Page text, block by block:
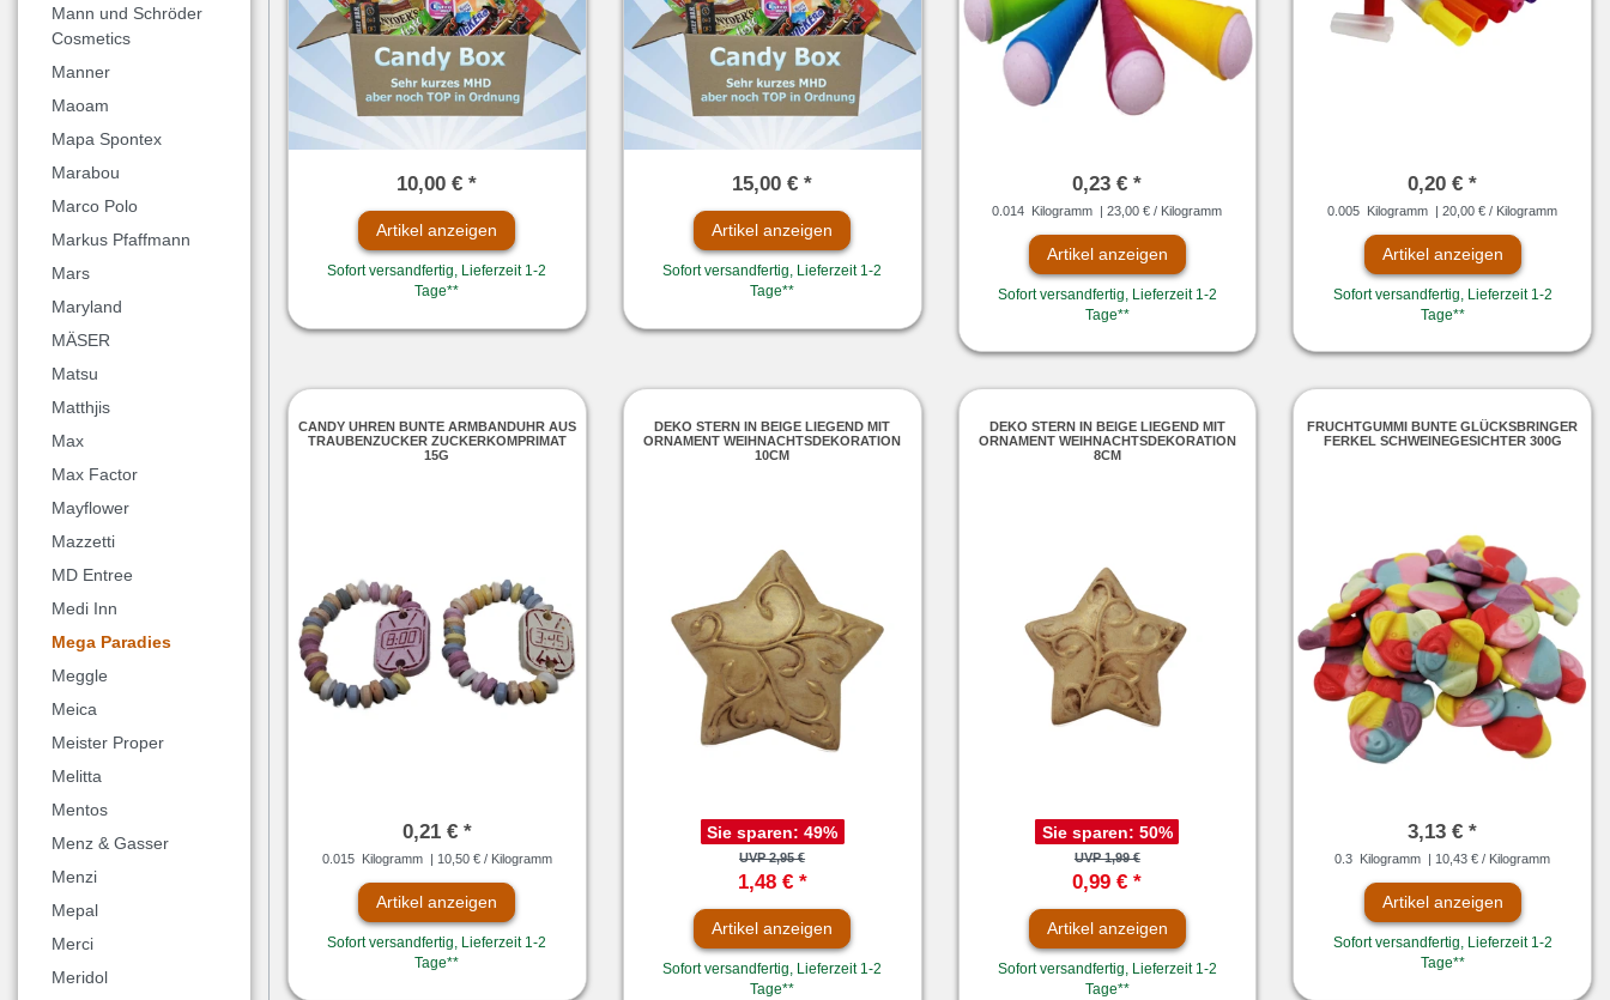
Mann und Schröder
Cosmetics
Manner
Maoam
Mapa Spontex
Marabou
Marco Polo
Markus Pfaffmann
Mars
Maryland
MÄSER
Matsu
Matthjis
Max
Max Factor
Mayflower
Mazzetti
MD Entree
Medi Inn
Mega Paradies
Meggle
Meica
Meister Proper
Melitta
Mentos
Menz & Gasser
Menzi
Mepal
Merci
Meridol
10,00 € *
Artikel anzeigen
Sofort versandfertig, Lieferzeit 1-2
Tage**
15,00 € *
Artikel anzeigen
Sofort versandfertig, Lieferzeit 1-2
Tage**
0,23 € *
0.014 Kilogramm | 23,00 € / Kilogramm
Artikel anzeigen
Sofort versandfertig, Lieferzeit 1-2
Tage**
0,20 € *
0.005 Kilogramm | 20,00 € / Kilogramm
Artikel anzeigen
Sofort versandfertig, Lieferzeit 1-2
Tage**
CANDY UHREN BUNTE ARMBANDUHR AUS
TRAUBENZUCKER ZUCKERKOMPRIMAT
15G
0,21 € *
0.015 Kilogramm | 10,50 € / Kilogramm
Artikel anzeigen
Sofort versandfertig, Lieferzeit 1-2
Tage**
DEKO STERN IN BEIGE LIEGEND MIT
ORNAMENT WEIHNACHTSDEKORATION
10CM
Sie sparen: 49%
UVP 2,95 €
1,48 € *
Artikel anzeigen
Sofort versandfertig, Lieferzeit 1-2
Tage**
DEKO STERN IN BEIGE LIEGEND MIT
ORNAMENT WEIHNACHTSDEKORATION
8CM
Sie sparen: 50%
UVP 1,99 €
0,99 € *
Artikel anzeigen
Sofort versandfertig, Lieferzeit 1-2
Tage**
FRUCHTGUMMI BUNTE GLÜCKSBRINGER
FERKEL SCHWEINEGESICHTER 300G
3,13 € *
0.3 Kilogramm | 10,43 € / Kilogramm
Artikel anzeigen
Sofort versandfertig, Lieferzeit 1-2
Tage**